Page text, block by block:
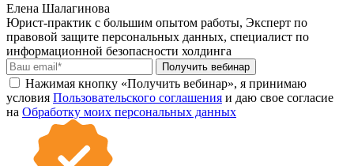
Елена Шалагинова
Юрист-практик с большим опытом работы, Эксперт по
правовой защите персональных данных, специалист по
информационной безопасности холдинга
Получить вебинар
Нажимая кнопку «Получить вебинар», я принимаю
условия Пользовательского соглашения и даю свое согласие
на Обработку моих персональных данных